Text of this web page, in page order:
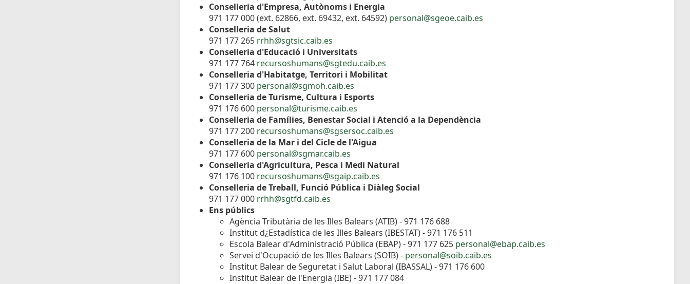
Conselleria d'Empresa, Autònoms i Energia
971 177 000 (ext. 62866, ext. 69432, ext. 64592) personal@sgeoe.caib.es
Conselleria de Salut
971 177 265 rrhh@sgtsic.caib.es
Conselleria d'Educació i Universitats
971 177 764 recursoshumans@sgtedu.caib.es
Conselleria d'Habitatge, Territori i Mobilitat
971 177 300 personal@sgmoh.caib.es
Conselleria de Turisme, Cultura i Esports
971 176 600 personal@turisme.caib.es
Conselleria de Famílies, Benestar Social i Atenció a la Dependència
971 177 200 recursoshumans@sgsersoc.caib.es
Conselleria de la Mar i del Cicle de l'Aigua
971 177 600 personal@sgmar.caib.es
Conselleria d'Agricultura, Pesca i Medi Natural
971 176 100 recursoshumans@sgaip.caib.es
Conselleria de Treball, Funció Pública i Diàleg Social
971 177 000 rrhh@sgtfd.caib.es
Ens públics
Agència Tributària de les Illes Balears (ATIB) - 971 176 688
Institut d¿Estadística de les Illes Balears (IBESTAT) - 971 176 511
Escola Balear d'Administració Pública (EBAP) - 971 177 625 personal@ebap.caib.es
Servei d'Ocupació de les Illes Balears (SOIB) - personal@soib.caib.es
Institut Balear de Seguretat i Salut Laboral (IBASSAL) - 971 176 600
Institut Balear de l'Energia (IBE) - 971 177 084